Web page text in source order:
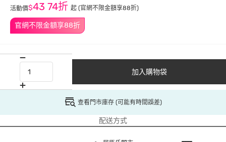
官網不限金額享88折
活動價$43 74折 起 (官網不限金額享88折)
加入購物袋
查看門市庫存 (可能有時間誤差)
配送方式